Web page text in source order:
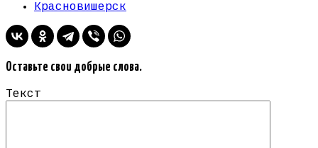
Красновишерск
Оставьте свои добрые слова.
Текст